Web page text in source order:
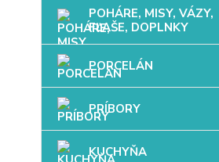
POHÁRE, MISY, VÁZY,
FĽAŠE, DOPLNKY
PORCELÁN
PRÍBORY
KUCHYŇA